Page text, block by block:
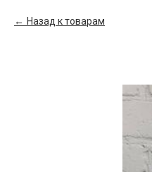
Назад к товарам